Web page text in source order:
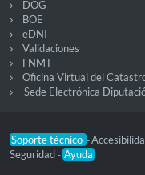
DOG
BOE
eDNI
Validaciones
FNMT
Oficina Virtual del
Sede Electrónica
Soporte técnico -
Seguridad - Ayuda